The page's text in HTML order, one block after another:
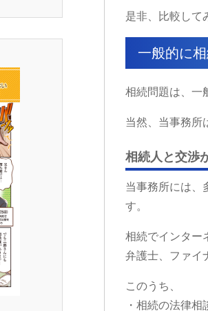
是非、比較して
一般的に
相続問題は、一
当然、当事務所
相続人と交渉
当事務所には、
す。
相続でインター
弁護士、ファイ
このうち、
・相続の法律相